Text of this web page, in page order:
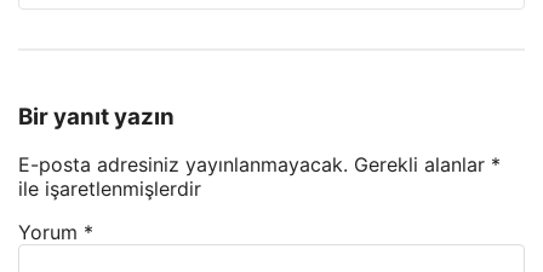
Bir yanıt yazın
E-posta adresiniz yayınlanmayacak. Gerekli alanlar *
ile işaretlenmişlerdir
Yorum *